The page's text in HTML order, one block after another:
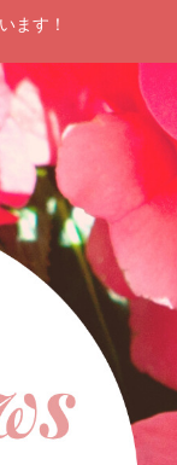
ます！